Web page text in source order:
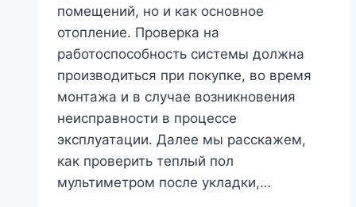
помещений, но и как основное
отопление. Проверка на
работоспособность системы должна
производиться при покупке, во время
монтажа и в случае возникновения
неисправности в процессе
эксплуатации. Далее мы расскажем,
как проверить теплый пол
мультиметром после укладки,…